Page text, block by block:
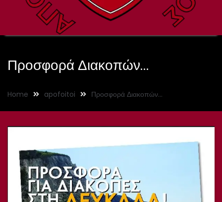
Προσφορά Διακοπών…
Home apofoitoi Προσφορά Διακοπών…